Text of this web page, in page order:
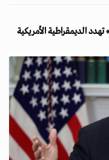
الديمقراطية الأمريكية